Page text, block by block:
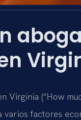
Virginia (“How
factores